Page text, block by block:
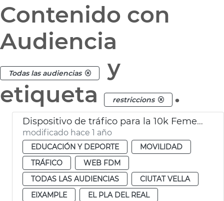
Contenido con
Audiencia
Todas las audiencias
y
etiqueta
restriccions .
Dispositivo de tráfico para la 10k Femenina
modificado hace 1 año
EDUCACIÓN Y DEPORTE
MOVILIDAD
TRÁFICO
WEB FDM
TODAS LAS AUDIENCIAS
CIUTAT VELLA
EIXAMPLE
EL PLA DEL REAL